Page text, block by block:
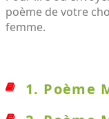
poème de votre
femme.
1. Poème